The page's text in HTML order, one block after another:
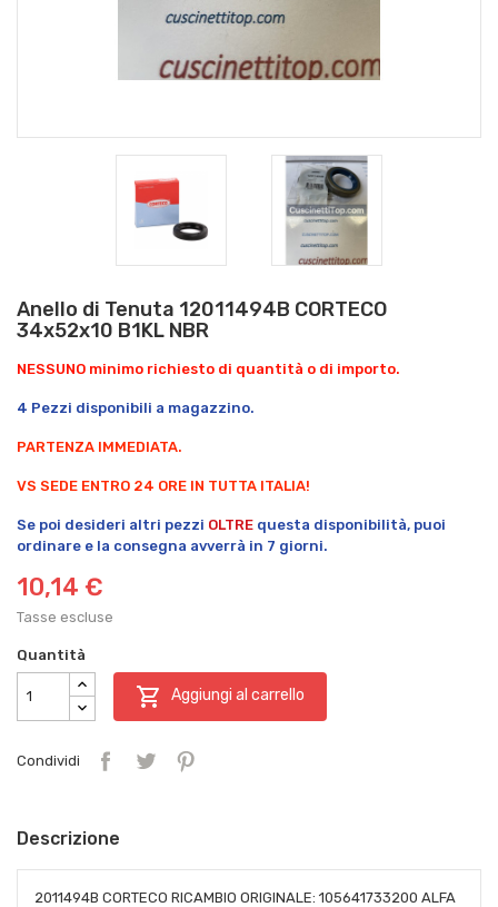
Anello di Tenuta 12011494B CORTECO
34x52x10 B1KL NBR
NESSUNO minimo richiesto di quantità o di importo.
4 Pezzi disponibili a magazzino.
PARTENZA IMMEDIATA.
VS SEDE ENTRO 24 ORE IN TUTTA ITALIA!
Se poi desideri altri pezzi OLTRE questa disponibilità, puoi
ordinare e la consegna avverrà in 7 giorni.
10,14 €
Tasse escluse
Quantità
 Aggiungi al carrello
Condividi
Descrizione
2011494B CORTECO RICAMBIO ORIGINALE: 105641733200 ALFA